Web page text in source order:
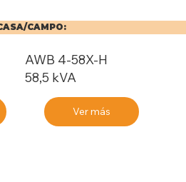
CAMPO:
AWB 4-58X-H
58,5 kVA
Ver más